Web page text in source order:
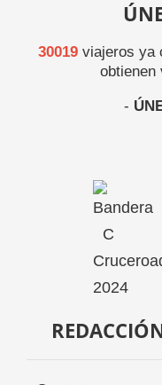
30019viajeros ya
obtienen
-